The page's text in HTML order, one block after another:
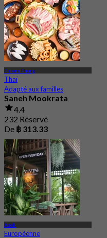
Phrom Phong
Thaï
Adapté aux familles
Saneh Mookrata
4.4
232 Réservé
De ฿ 313.33
Asok
Européenne